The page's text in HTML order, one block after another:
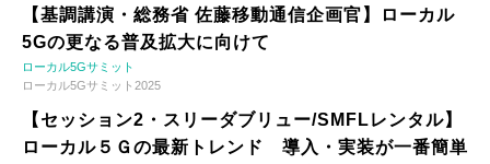
【基調講演・総務省 佐藤移動通信企画官】ローカル
5Gの更なる普及拡大に向けて
ローカル5Gサミット
ローカル5Gサミット2025
【セッション2・スリーダブリュー/SMFLレンタル】
ローカル５Ｇの最新トレンド 導入・実装が一番簡単